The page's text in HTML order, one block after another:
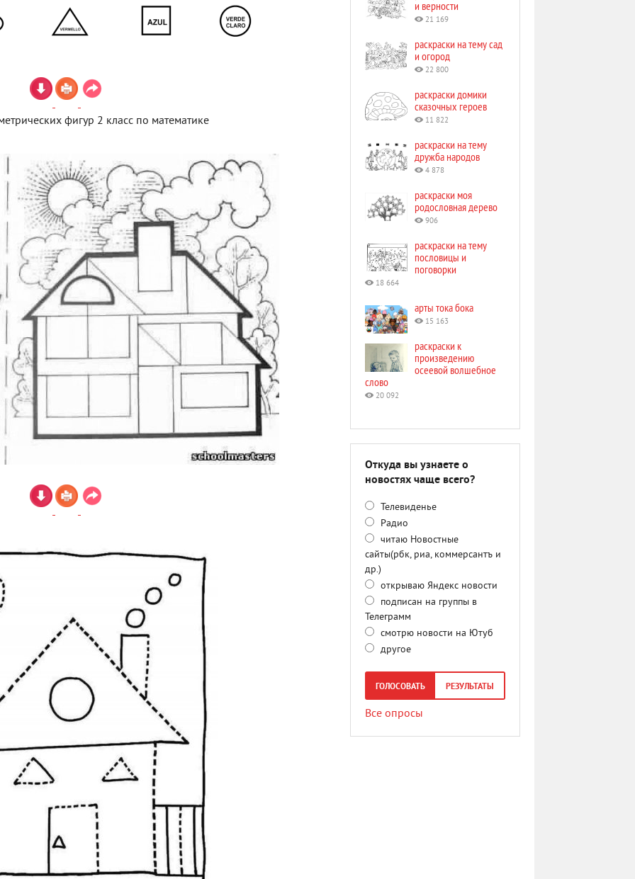
фигур 2 класс по математике
и верности
21 169
раскраски на тему сад
и огород
22 800
раскраски домики
сказочных героев
11 822
раскраски на тему
дружба народов
4 878
раскраски моя
родословная дерево
906
раскраски на тему
пословицы и
поговорки
18 664
арты тока бока
15 163
раскраски к
произведению
осеевой волшебное
слово
20 092
Откуда вы узнаете о
новостях чаще всего?
Телевиденье
Радио
читаю Новостные
сайты(рбк, риа, коммерсантъ и
др.)
открываю Яндекс новости
подписан на группы в
Телеграмм
смотрю новости на Ютуб
другое
ГОЛОСОВАТЬ РЕЗУЛЬТАТЫ
Все опросы